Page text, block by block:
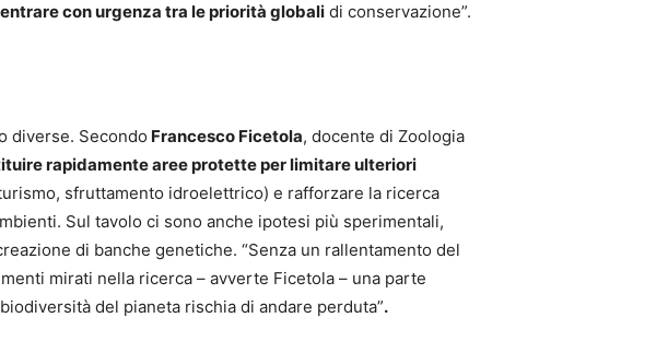
con urgenza tra le priorità globali di conservazione”.
diverse. Secondo Francesco Ficetola, docente di Zoologia
rapidamente aree protette per limitare ulteriori
sfruttamento idroelettrico) e rafforzare la ricerca
Sul tavolo ci sono anche ipotesi più sperimentali,
di banche genetiche. “Senza un rallentamento del
mirati nella ricerca – avverte Ficetola – una parte
del pianeta rischia di andare perduta”.